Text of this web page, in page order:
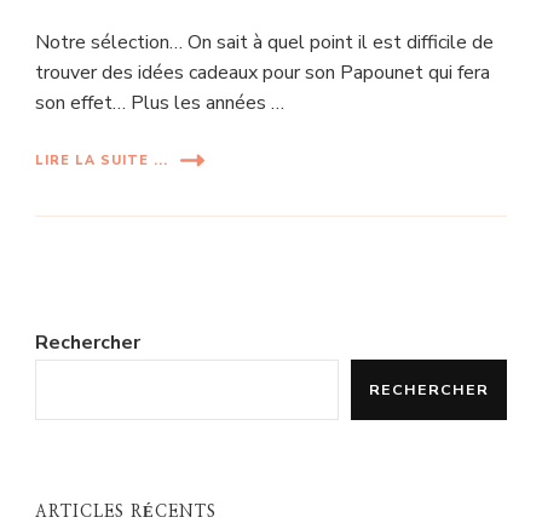
Notre sélection… On sait à quel point il est difficile de
trouver des idées cadeaux pour son Papounet qui fera
son effet… Plus les années …
LIRE LA SUITE ...
Rechercher
RECHERCHER
ARTICLES RÉCENTS